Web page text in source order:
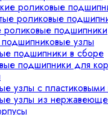
роликовые
роликовые
роликовые подшипники
узлы
подшипники в сборе
подшипники для
узлы с пластиковыми
узлы из